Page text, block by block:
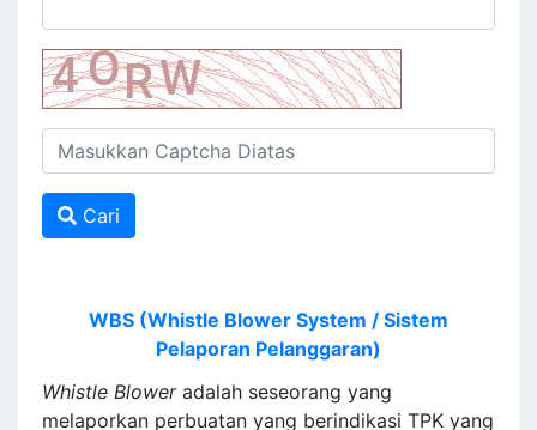
Cari
WBS (Whistle Blower System / Sistem
Pelaporan Pelanggaran)
Whistle Blower adalah seseorang yang
melaporkan perbuatan yang berindikasi TPK yang